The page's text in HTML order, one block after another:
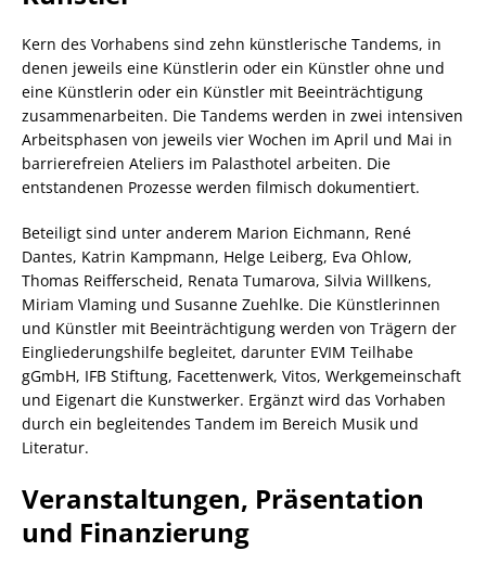
Kern des Vorhabens sind zehn künstlerische Tandems, in
denen jeweils eine Künstlerin oder ein Künstler ohne und
eine Künstlerin oder ein Künstler mit Beeinträchtigung
zusammenarbeiten. Die Tandems werden in zwei intensiven
Arbeitsphasen von jeweils vier Wochen im April und Mai in
barrierefreien Ateliers im Palasthotel arbeiten. Die
entstandenen Prozesse werden filmisch dokumentiert.
Beteiligt sind unter anderem Marion Eichmann, René
Dantes, Katrin Kampmann, Helge Leiberg, Eva Ohlow,
Thomas Reifferscheid, Renata Tumarova, Silvia Willkens,
Miriam Vlaming und Susanne Zuehlke. Die Künstlerinnen
und Künstler mit Beeinträchtigung werden von Trägern der
Eingliederungshilfe begleitet, darunter EVIM Teilhabe
gGmbH, IFB Stiftung, Facettenwerk, Vitos, Werkgemeinschaft
und Eigenart die Kunstwerker. Ergänzt wird das Vorhaben
durch ein begleitendes Tandem im Bereich Musik und
Literatur.
Veranstaltungen, Präsentation
und Finanzierung